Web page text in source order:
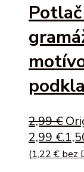
2,99€
2,99 €.
(1,22 € bez